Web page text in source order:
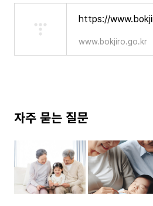
https://
www.bokjiro.go.kr
자주 묻는 질문